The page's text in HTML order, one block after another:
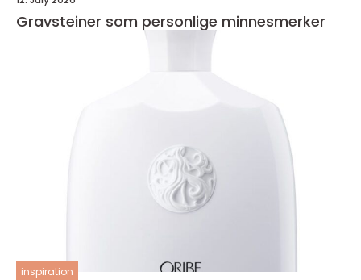
Gravsteiner som personlige minnesmerker
inspiration